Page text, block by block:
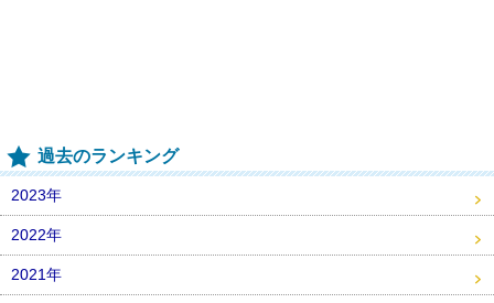
過去のランキング
2023年
2022年
2021年